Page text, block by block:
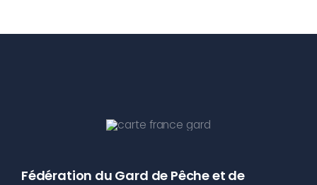
Fédération du Gard de Pêche et de